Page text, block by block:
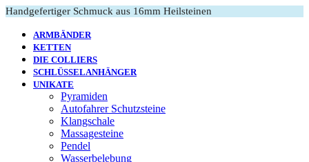
Handgefertiger Schmuck aus 16mm Heilsteinen
ARMBÄNDER
KETTEN
DIE COLLIERS
SCHLÜSSELANHÄNGER
UNIKATE
Pyramiden
Autofahrer Schutzsteine
Klangschale
Massagesteine
Pendel
Wasserbelebung